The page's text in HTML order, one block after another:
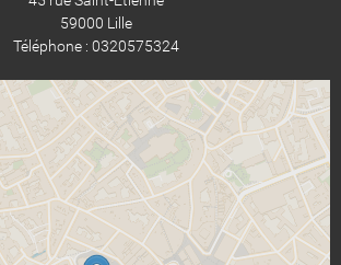
59000 Lille
Téléphone : 0320575324